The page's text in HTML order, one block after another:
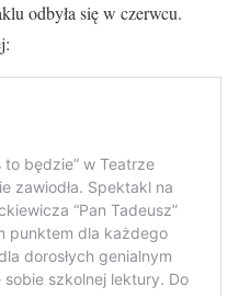
odbyła się w czerwcu.